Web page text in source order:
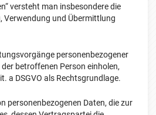
versteht man insbesondere die
Verwendung und Übermittlung
personenbezogener
betroffenen Person einholen,
a DSGVO als Rechtsgrundlage.
personenbezogenen Daten, die zur